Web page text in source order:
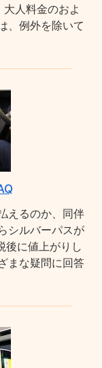
人料金のおよ
、例外を除いて
えるのか、同伴
シルバーパスが
後に値上がりし
まな疑問に回答